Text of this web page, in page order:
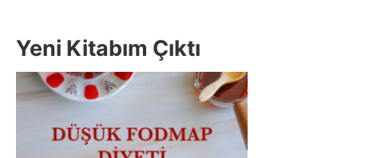
Yeni Kitabım Çıktı